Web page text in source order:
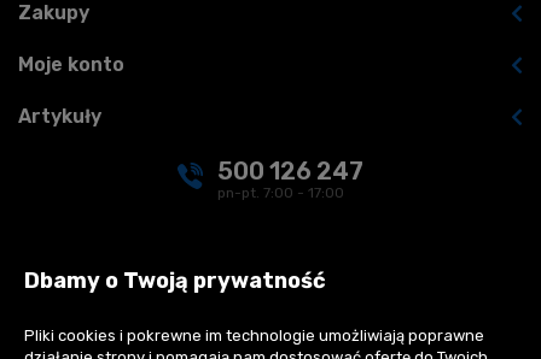
500 126 247
pn-pt. 7:00 - 17:00
Zakupy
Moje konto
Artykuły
Dbamy o Twoją prywatność
Pliki cookies i pokrewne im technologie umożliwiają poprawne